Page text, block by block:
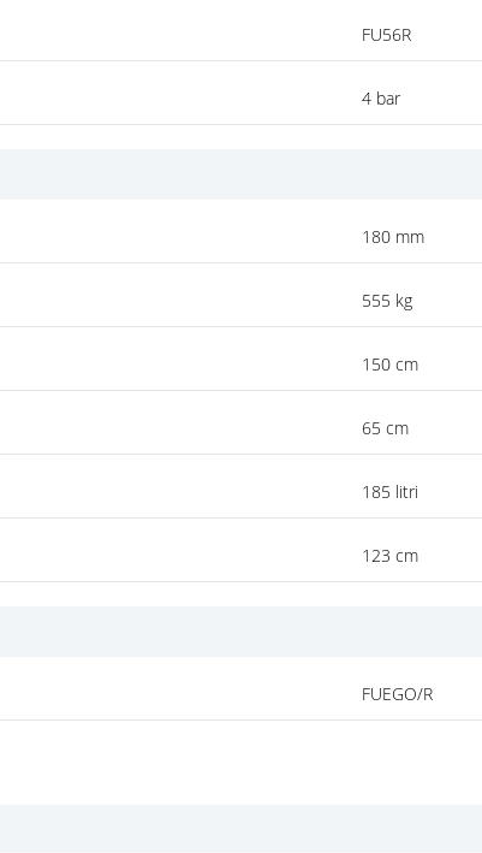
FU56R
4 bar
180 mm
555 kg
150 cm
65 cm
185 litri
123 cm
FUEGO/R